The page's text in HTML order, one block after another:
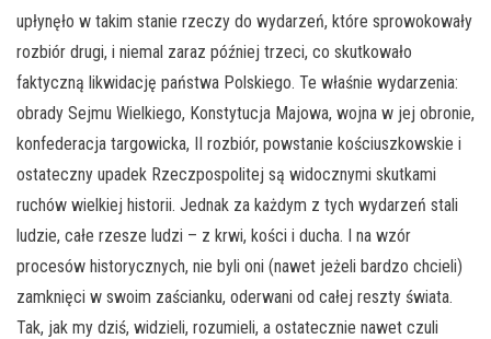
upłynęło w takim stanie rzeczy do wydarzeń, które sprowokowały
rozbiór drugi, i niemal zaraz później trzeci, co skutkowało
faktyczną likwidację państwa Polskiego. Te właśnie wydarzenia:
obrady Sejmu Wielkiego, Konstytucja Majowa, wojna w jej obronie,
konfederacja targowicka, II rozbiór, powstanie kościuszkowskie i
ostateczny upadek Rzeczpospolitej są widocznymi skutkami
ruchów wielkiej historii. Jednak za każdym z tych wydarzeń stali
ludzie, całe rzesze ludzi – z krwi, kości i ducha. I na wzór
procesów historycznych, nie byli oni (nawet jeżeli bardzo chcieli)
zamknięci w swoim zaścianku, oderwani od całej reszty świata.
Tak, jak my dziś, widzieli, rozumieli, a ostatecznie nawet czuli